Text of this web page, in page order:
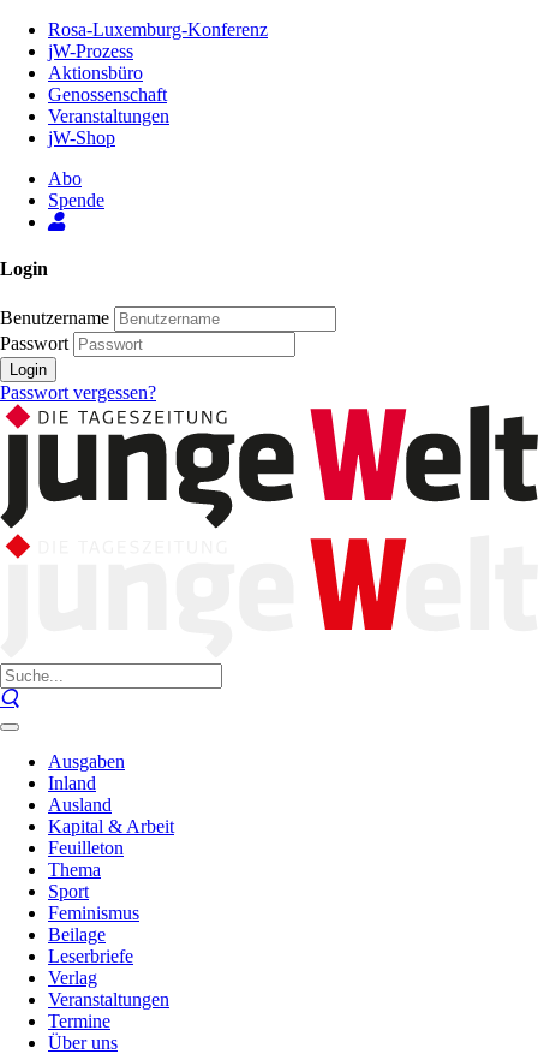
Inhalt
Seite
Rosa-Luxemburg-Konferenz
jW-Prozess
Aktionsbüro
Genossenschaft
Veranstaltungen
jW-Shop
Abo
Spende
Login
Benutzername
Passwort
Login
Passwort vergessen?
Ausgaben
Inland
Ausland
Kapital & Arbeit
Feuilleton
Thema
Sport
Feminismus
Beilage
Leserbriefe
Verlag
Veranstaltungen
Termine
Über uns